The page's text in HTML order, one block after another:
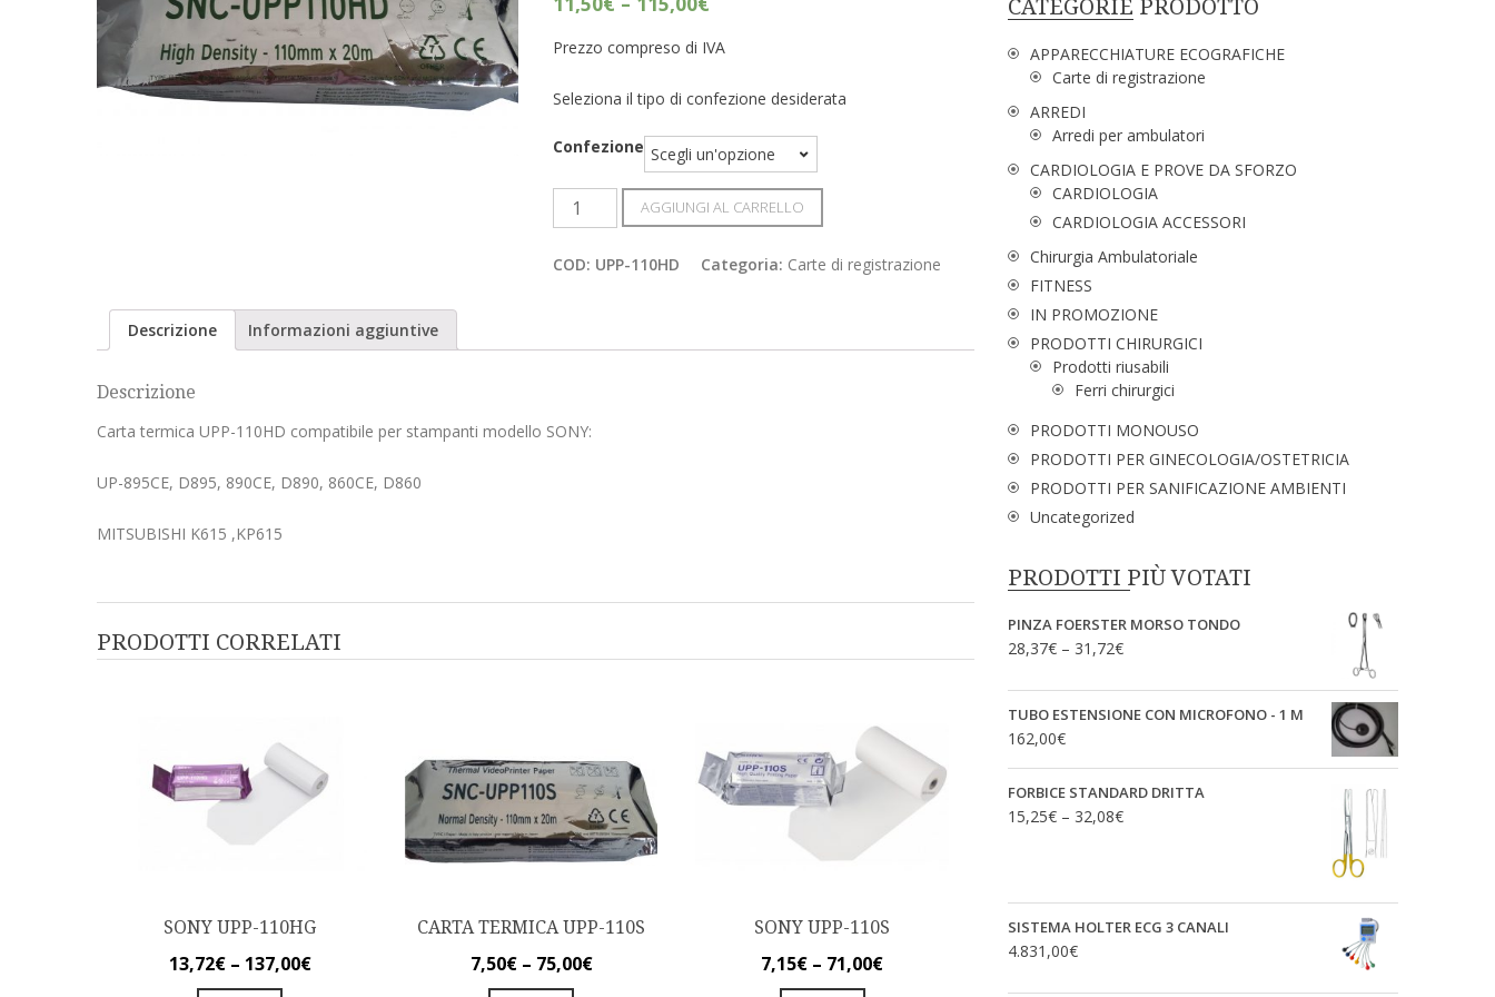
Prezzo compreso di IVA
Seleziona il tipo di confezione desiderata
Confezione
Carta
termica
UPP-
AGGIUNGI AL CARRELLO
COD: UPP-110HD Categoria: Carte di registrazione
Descrizione Informazioni aggiuntive
Descrizione
Carta termica UPP-110HD compatibile per stampanti modello SONY:
UP-895CE, D895, 890CE, D890, 860CE, D860
MITSUBISHI K615 ,KP615
PRODOTTI CORRELATI
SONY UPP-110HG
13,72€– 137,00€
CARTA TERMICA UPP-110S
7,50€– 75,00€
SONY UPP-110S
7,15€ – 71,00€
CATEGORIE PRODOTTO
APPARECCHIATURE ECOGRAFICHE
Carte di registrazione
ARREDI
Arredi per ambulatori
CARDIOLOGIA E PROVE DA SFORZO
CARDIOLOGIA
CARDIOLOGIA ACCESSORI
Chirurgia Ambulatoriale
FITNESS
IN PROMOZIONE
PRODOTTI CHIRURGICI
Prodotti riusabili
Ferri chirurgici
PRODOTTI MONOUSO
PRODOTTI PER GINECOLOGIA/OSTETRICIA
PRODOTTI PER SANIFICAZIONE AMBIENTI
Uncategorized
PRODOTTI PIÙ VOTATI
PINZA FOERSTER MORSO TONDO
28,37€ – 31,72€
TUBO ESTENSIONE CON MICROFONO - 1 M
162,00€
FORBICE STANDARD DRITTA
15,25€ – 32,08€
SISTEMA HOLTER ECG 3 CANALI
4.831,00€